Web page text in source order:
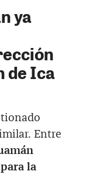
ya
de Ica
Entre
la